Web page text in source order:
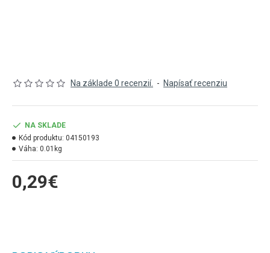
Na základe 0 recenzií. - Napísať recenziu
0,29€
NA SKLADE
Kód produktu: 04150193
Váha: 0.01kg